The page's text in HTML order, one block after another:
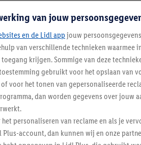
van jouw
en de Lidl app jouw
van verschillende technieken waarmee
krijgen. Sommige van deze
gebruikt voor het opslaan van
voor het tonen van gepersonaliseerde
dan worden gegevens over jouw
personaliseren van reclame en als je
account, dan kunnen wij en onze